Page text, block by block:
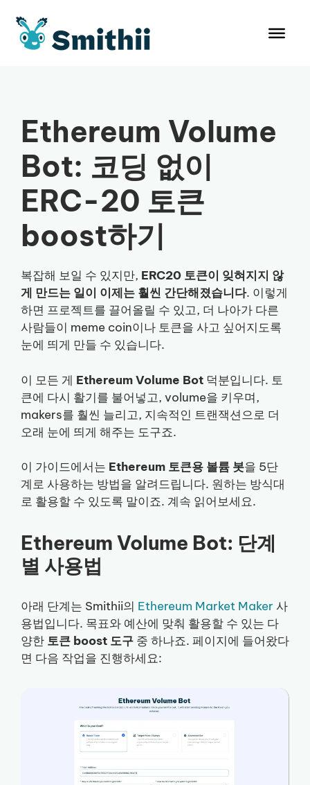
Ethereum Volume
Bot: 코딩 없이
ERC-20 토큰
boost하기
복잡해 보일 수 있지만, ERC20 토큰이 잊혀지지 않
게 만드는 일이 이제는 훨씬 간단해졌습니다. 이렇게
하면 프로젝트를 끌어올릴 수 있고, 더 나아가 다른
사람들이 meme coin이나 토큰을 사고 싶어지도록
눈에 띄게 만들 수 있습니다.
이 모든 게 Ethereum Volume Bot 덕분입니다. 토
큰에 다시 활기를 불어넣고, volume을 키우며,
makers를 훨씬 늘리고, 지속적인 트랜잭션으로 더
오래 눈에 띄게 해주는 도구죠.
이 가이드에서는 Ethereum 토큰용 볼륨 봇을 5단
계로 사용하는 방법을 알려드립니다. 원하는 방식대
로 활용할 수 있도록 말이죠. 계속 읽어보세요.
Ethereum Volume Bot: 단계
별 사용법
아래 단계는 Smithii의 Ethereum Market Maker 사
용법입니다. 목표와 예산에 맞춰 활용할 수 있는 다
양한 토큰 boost 도구 중 하나죠. 페이지에 들어왔다
면 다음 작업을 진행하세요: